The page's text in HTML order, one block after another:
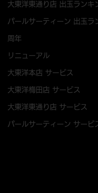
大東洋東通り店 出玉ランキ
パールサーティーン 出玉ラ
周年
リニューアル
大東洋本店 サービス
大東洋梅田店 サービス
大東洋東通り店 サービス
パールサーティーン サービ